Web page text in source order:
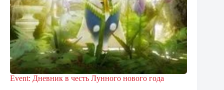
Event: Дневник в честь Лунного нового года